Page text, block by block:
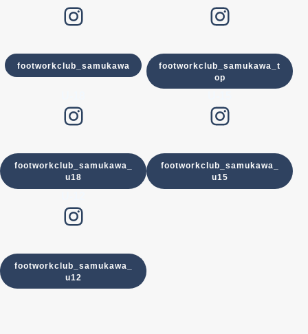
Instagram
footworkclub_samukawa
Instagram
footworkclub_samukawa_t
op
Instagram
footworkclub_samukawa_
u18
Instagram
footworkclub_samukawa_
u15
Instagram
footworkclub_samukawa_
u12